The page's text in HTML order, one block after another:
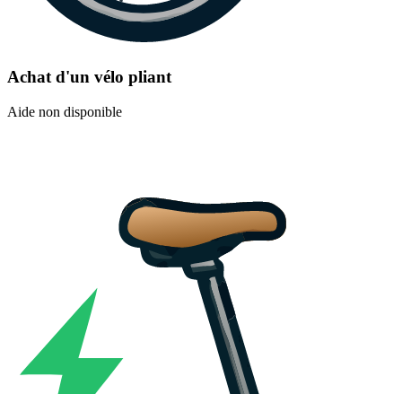
Achat d'un vélo pliant
Aide non disponible